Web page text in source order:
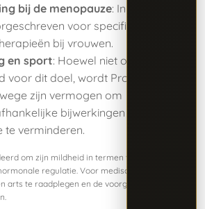
bij de menopauze: In sommige
voor specifieke
bij vrouwen.
en sport: Hoewel niet officieel
voor dit doel, wordt Proviron soms
zijn vermogen om
bijwerkingen zoals
te verminderen.
om zijn mildheid in termen van bijwerkingen
regulatie. Voor medisch gebruik is het
arts te raadplegen en de voorgeschreven